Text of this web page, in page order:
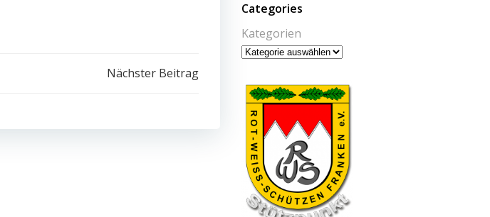
Nächster Beitrag
Categories
Kategorien